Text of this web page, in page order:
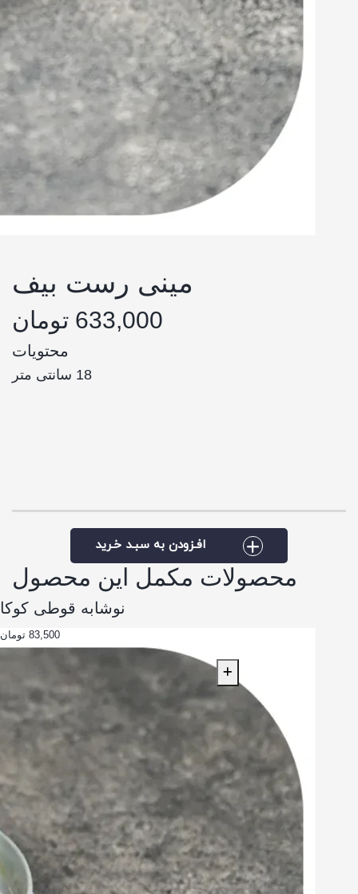
مینی رست بیف
633,000 تومان
محتویات
18 سانتی متر
افـزودن به سبـد خـرید
محصولات مکمل این محصول
نوشابه قوطی کوکا
83,500 تومان